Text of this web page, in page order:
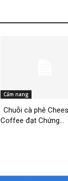
Cẩm nang
Chuỗi cà phê
Coffee đạt Chứng...